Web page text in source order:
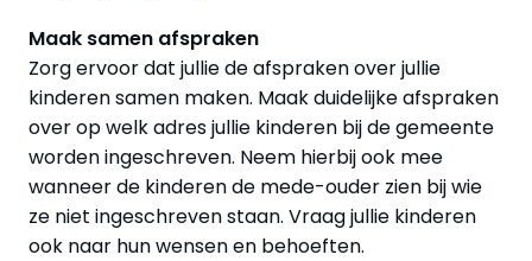
Maak samen afspraken
Zorg ervoor dat jullie de afspraken over jullie
kinderen samen maken. Maak duidelijke afspraken
over op welk adres jullie kinderen bij de gemeente
worden ingeschreven. Neem hierbij ook mee
wanneer de kinderen de mede-ouder zien bij wie
ze niet ingeschreven staan. Vraag jullie kinderen
ook naar hun wensen en behoeften.